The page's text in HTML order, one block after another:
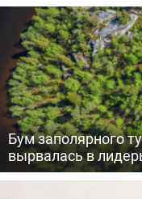
Бум заполярного
вырвалась в